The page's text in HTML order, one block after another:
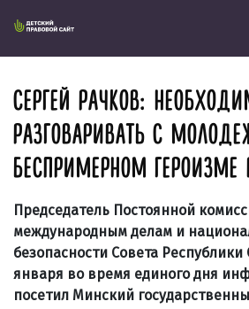
СЕРГЕЙ РАЧКОВ:
РАЗГОВАРИВАТЬ С
БЕСПРИМЕРНОМ
Председатель Постоянной
международным делам и
безопасности Совета Республики
января во время единого дня
посетил Минский